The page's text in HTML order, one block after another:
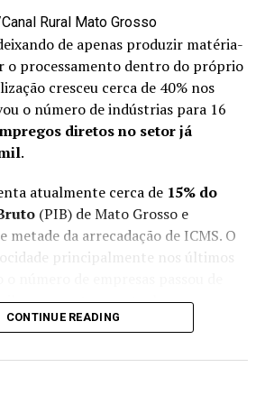
profissão é essencial para
agroestradas do Governo de MT
e conforto: “Essa gestão é
Rural Mato Grosso
de apenas produzir matéria-
o processamento dentro do próprio
cresceu cerca de 40% nos
o número de indústrias para 16
diretos no setor já
.
atualmente cerca de 15% do
(PIB) de Mato Grosso e
metade da arrecadação de ICMS. O
principalmente nos últimos
para o patamar atual.
em diferentes regiões e começa
a dinâmica das cadeias produtivas,
CONTINUE READING